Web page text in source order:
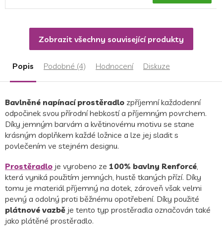
Zobrazit všechny související produkty
Popis Podobné (4) Hodnocení Diskuze
Bavlněné napínací prostěradlo zpříjemní každodenní
odpočinek svou přírodní hebkostí a příjemným povrchem.
Díky jemným barvám a květinovému motivu se stane
krásným doplňkem každé ložnice a lze jej sladit s
povlečením ve stejném designu.
Prostěradlo je vyrobeno ze 100% bavlny Renforcé,
která vyniká použitím jemných, hustě tkaných přízí. Díky
tomu je materiál příjemný na dotek, zároveň však velmi
pevný a odolný proti běžnému opotřebení. Díky použité
plátnové vazbě je tento typ prostěradla označován také
jako plátěné prostěradlo.